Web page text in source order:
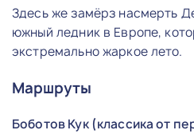
Здесь же замёрз насмерть
южный ледник в Европе,
экстремально жаркое лето.
Маршруты
Боботов Кук (классика от